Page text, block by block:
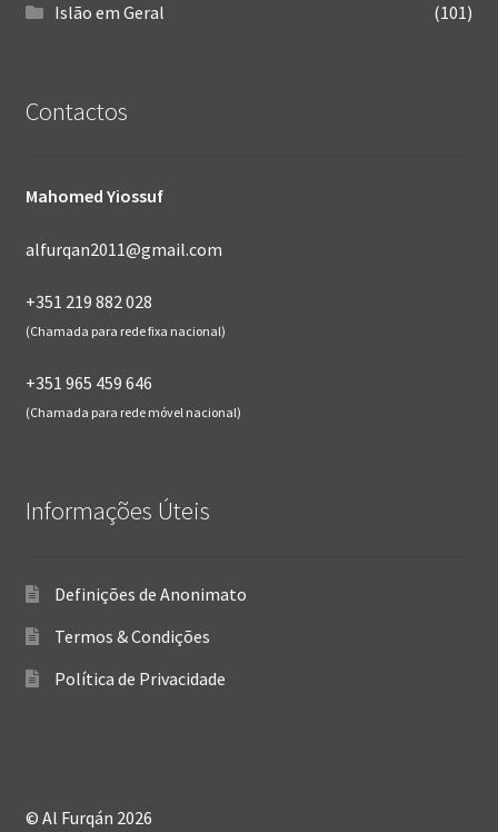
Islão em Geral
(101)
Contactos
Mahomed Yiossuf
alfurqan2011@gmail.com
+351 219 882 028
(Chamada para rede fixa nacional)
+351 965 459 646
(Chamada para rede móvel nacional)
Informações Úteis
Definições de Anonimato
Termos & Condições
Política de Privacidade
© Al Furqán 2026